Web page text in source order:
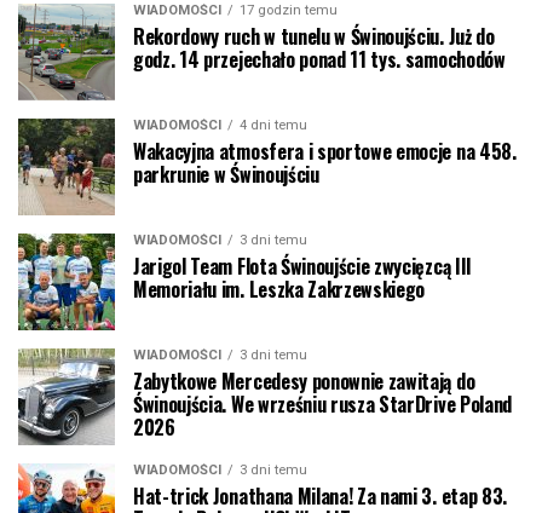
WIADOMOŚCI 17 godzin temu
Rekordowy ruch w tunelu w Świnoujściu. Już do
godz. 14 przejechało ponad 11 tys. samochodów
WIADOMOŚCI 4 dni temu
Wakacyjna atmosfera i sportowe emocje na 458.
parkrunie w Świnoujściu
WIADOMOŚCI 3 dni temu
Jarigol Team Flota Świnoujście zwycięzcą III
Memoriału im. Leszka Zakrzewskiego
WIADOMOŚCI 3 dni temu
Zabytkowe Mercedesy ponownie zawitają do
Świnoujścia. We wrześniu rusza StarDrive Poland
2026
WIADOMOŚCI 3 dni temu
Hat-trick Jonathana Milana! Za nami 3. etap 83.